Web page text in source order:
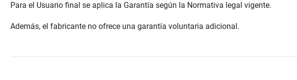
Para el Usuario final se aplica la Garantía según la Normativa legal vigente.
Además, el fabricante no ofrece una garantía voluntaria adicional.